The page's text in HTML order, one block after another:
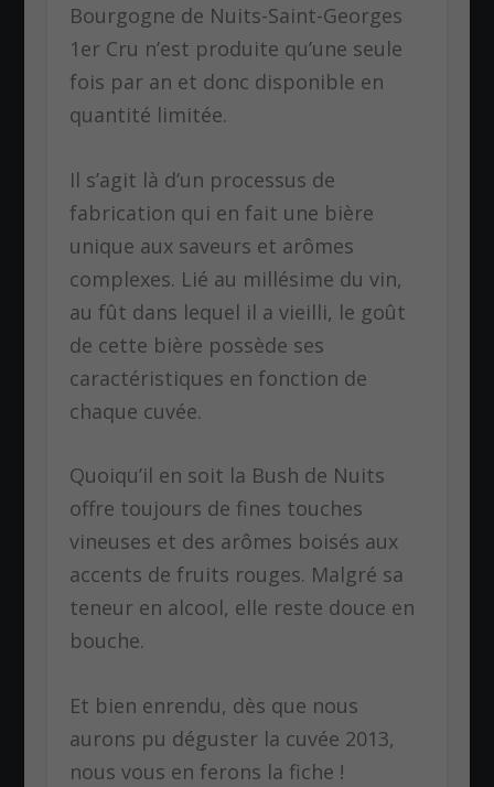
Bourgogne de Nuits-Saint-Georges
1er Cru n’est produite qu’une seule
fois par an et donc disponible en
quantité limitée.
Il s’agit là d’un processus de
fabrication qui en fait une bière
unique aux saveurs et arômes
complexes. Lié au millésime du vin,
au fût dans lequel il a vieilli, le goût
de cette bière possède ses
caractéristiques en fonction de
chaque cuvée.
Quoiqu’il en soit la Bush de Nuits
offre toujours de fines touches
vineuses et des arômes boisés aux
accents de fruits rouges. Malgré sa
teneur en alcool, elle reste douce en
bouche.
Et bien enrendu, dès que nous
aurons pu déguster la cuvée 2013,
nous vous en ferons la fiche !